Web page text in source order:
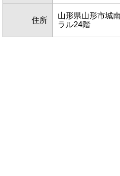
住所
山形県山形市城
ラル24階